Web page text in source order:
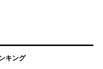
キング